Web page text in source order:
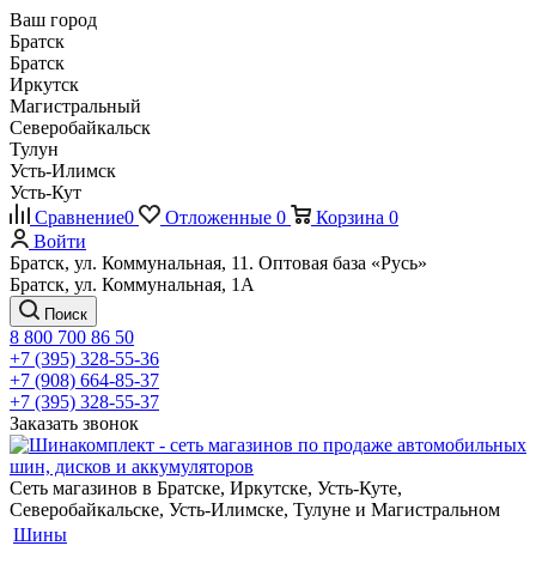
Ваш город
Братск
Братск
Иркутск
Магистральный
Северобайкальск
Тулун
Усть-Илимск
Усть-Кут
Сравнение0 Отложенные 0 Корзина 0
Войти
Братск, ул. Коммунальная, 11. Оптовая база «Русь»
Братск, ул. Коммунальная, 1А
Поиск
8 800 700 86 50
+7 (395) 328-55-36
+7 (908) 664-85-37
+7 (395) 328-55-37
Заказать звонок
Сеть магазинов в Братске, Иркутске, Усть-Куте,
Северобайкальске, Усть-Илимске, Тулуне и Магистральном
Шины